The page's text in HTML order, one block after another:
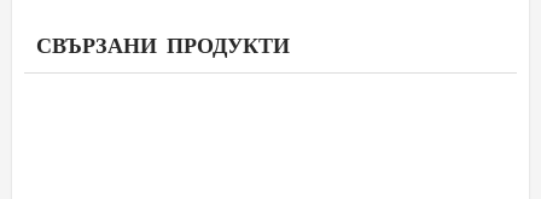
СВЪРЗАНИ ПРОДУКТИ